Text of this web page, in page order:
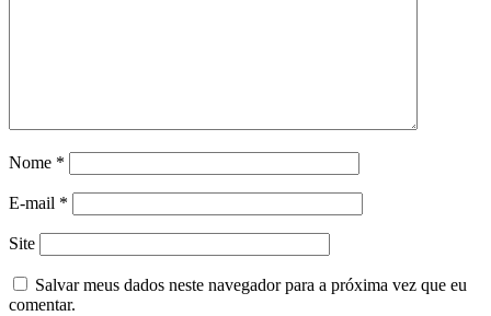
Nome *
E-mail *
Site
Salvar meus dados neste navegador para a próxima vez que eu
comentar.